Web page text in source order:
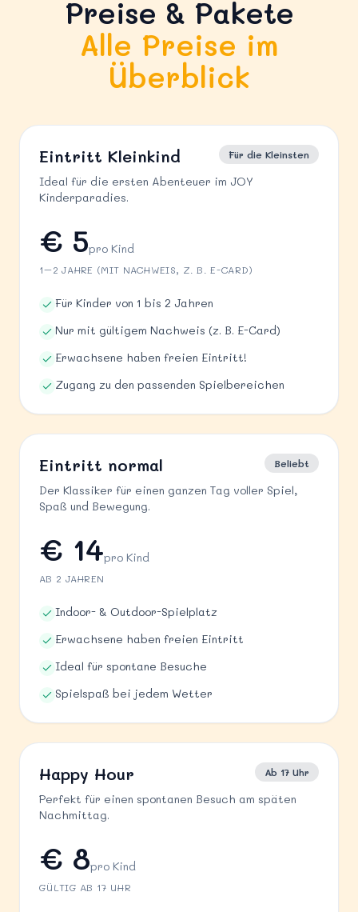
Preise & Pakete
Alle Preise im
Überblick
Für die Kleinsten
Eintritt Kleinkind
Ideal für die ersten Abenteuer im JOY
Kinderparadies.
€ 5pro Kind
1–2 JAHRE (MIT NACHWEIS, Z. B. E-CARD)
Für Kinder von 1 bis 2 Jahren
Nur mit gültigem Nachweis (z. B. E-Card)
Erwachsene haben freien Eintritt!
Zugang zu den passenden Spielbereichen
Beliebt
Eintritt normal
Der Klassiker für einen ganzen Tag voller Spiel,
Spaß und Bewegung.
€ 14pro Kind
AB 2 JAHREN
Indoor- & Outdoor-Spielplatz
Erwachsene haben freien Eintritt
Ideal für spontane Besuche
Spielspaß bei jedem Wetter
Ab 17 Uhr
Happy Hour
Perfekt für einen spontanen Besuch am späten
Nachmittag.
€ 8pro Kind
GÜLTIG AB 17 UHR